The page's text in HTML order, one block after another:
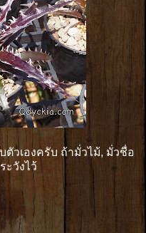
วเองครับ ถ้ามั่วไม้, มั่วชื่อ
ะวังไว้